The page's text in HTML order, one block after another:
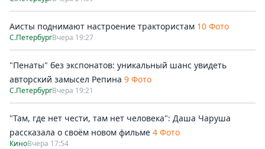
Аисты поднимают настроение трактористам 10 Фото
С.ПетербургВчера 19:27
"Пенаты" без экспонатов: уникальный шанс увидеть
авторский замысел Репина 9 Фото
С.ПетербургВчера 19:21
"Там, где нет чести, там нет человека": Даша Чаруша
рассказала о своём новом фильме 4 Фото
КиноВчера 17:54